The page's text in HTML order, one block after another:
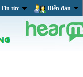
Tin tức Diễn đàn